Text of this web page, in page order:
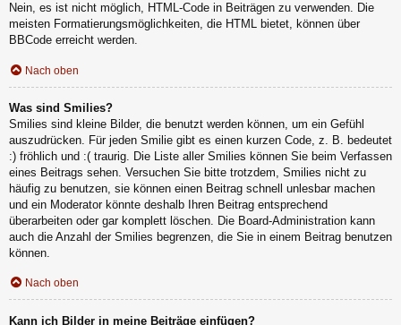
Nein, es ist nicht möglich, HTML-Code in Beiträgen zu verwenden. Die
meisten Formatierungsmöglichkeiten, die HTML bietet, können über
BBCode erreicht werden.
Nach oben
Was sind Smilies?
Smilies sind kleine Bilder, die benutzt werden können, um ein Gefühl
auszudrücken. Für jeden Smilie gibt es einen kurzen Code, z. B. bedeutet
:) fröhlich und :( traurig. Die Liste aller Smilies können Sie beim Verfassen
eines Beitrags sehen. Versuchen Sie bitte trotzdem, Smilies nicht zu
häufig zu benutzen, sie können einen Beitrag schnell unlesbar machen
und ein Moderator könnte deshalb Ihren Beitrag entsprechend
überarbeiten oder gar komplett löschen. Die Board-Administration kann
auch die Anzahl der Smilies begrenzen, die Sie in einem Beitrag benutzen
können.
Nach oben
Kann ich Bilder in meine Beiträge einfügen?